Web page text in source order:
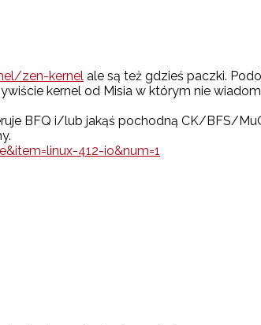
zen-kernel ale są też gdzieś paczki.
kernel od Misia w którym nie
BFQ i/lub jakąś pochodną CK/BFS/
412-io&num=1